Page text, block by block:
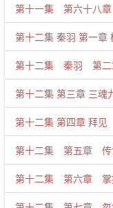
第十一集 第六十八
第十二集 秦羽 第一章
第十二集 秦羽 第二
第十二集 第三章 三魂
第十二集 第四章 拜见
第十二集 第五章 传
第十二集 第六章 掌